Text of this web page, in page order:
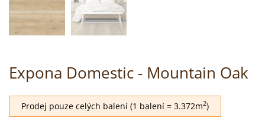
Expona Domestic - Mountain Oak
Prodej pouze celých balení (1 balení = 3.372m2)